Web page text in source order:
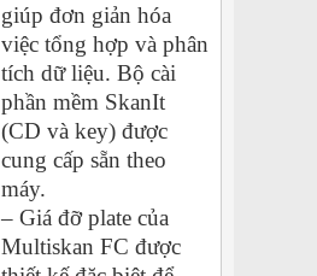
giúp đơn giản hóa
việc tổng hợp và phân
tích dữ liệu. Bộ cài
phần mềm SkanIt
(CD và key) được
cung cấp sẵn theo
máy.
– Giá đỡ plate của
Multiskan FC được